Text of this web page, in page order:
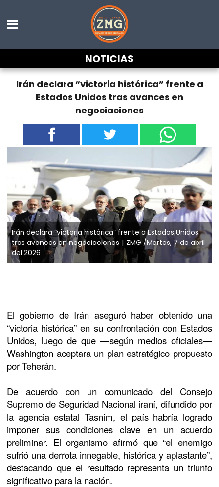
NOTICIAS
Irán declara “victoria histórica” frente a
Estados Unidos tras avances en
negociaciones
Irán declara “victoria histórica” frente a Estados Unidos
tras avances en negociaciones
ZMG /Martes, 7 de abril
del 2026
El gobierno de Irán aseguró haber obtenido una
“victoria histórica” en su confrontación con Estados
Unidos, luego de que —según medios oficiales—
Washington aceptara un plan estratégico propuesto
por Teherán.
De acuerdo con un comunicado del Consejo
Supremo de Seguridad Nacional iraní, difundido por
la agencia estatal Tasnim, el país habría logrado
imponer sus condiciones clave en un acuerdo
preliminar. El organismo afirmó que “el enemigo
sufrió una derrota innegable, histórica y aplastante”,
destacando que el resultado representa un triunfo
significativo para la nación.